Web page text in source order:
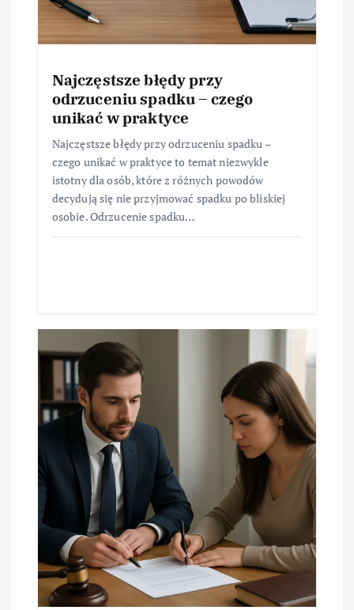
Najczęstsze błędy przy
odrzuceniu spadku – czego
unikać w praktyce
Najczęstsze błędy przy odrzuceniu spadku –
czego unikać w praktyce to temat niezwykle
istotny dla osób, które z różnych powodów
decydują się nie przyjmować spadku po bliskiej
osobie. Odrzucenie spadku…